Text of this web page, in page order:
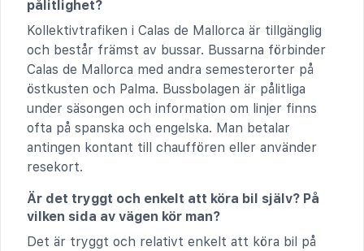
pålitlighet?
Kollektivtrafiken i Calas de Mallorca är tillgänglig
och består främst av bussar. Bussarna förbinder
Calas de Mallorca med andra semesterorter på
östkusten och Palma. Bussbolagen är pålitliga
under säsongen och information om linjer finns
ofta på spanska och engelska. Man betalar
antingen kontant till chauffören eller använder
resekort.
Är det tryggt och enkelt att köra bil själv? På
vilken sida av vägen kör man?
Det är tryggt och relativt enkelt att köra bil på